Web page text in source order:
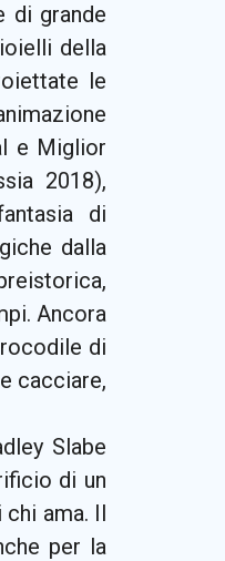
di grande
della
le
e Miglior
2018),
di
dalla
Ancora
di
cacciare,
Slabe
di un
ama. Il
per la